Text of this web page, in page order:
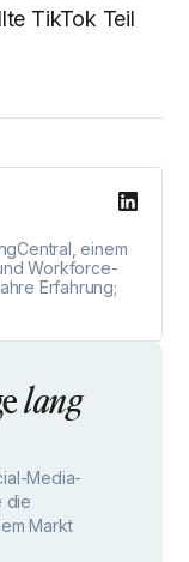
TikTok Teil
einem
Workforce-
Erfahrung;
lang
Media-
die
Markt